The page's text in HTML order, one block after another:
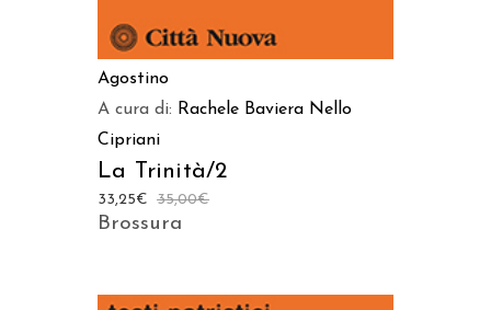
Agostino
A cura di: Rachele Baviera Nello
Cipriani
La Trinità/2
35,00€
33,25€
Brossura